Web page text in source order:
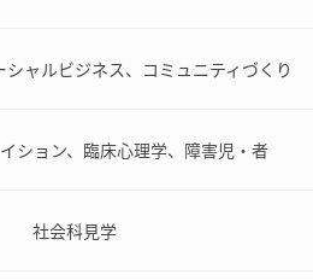
シャルビジネス、コミュニティづくり
ション、臨床心理学、障害児・者
社会科見学